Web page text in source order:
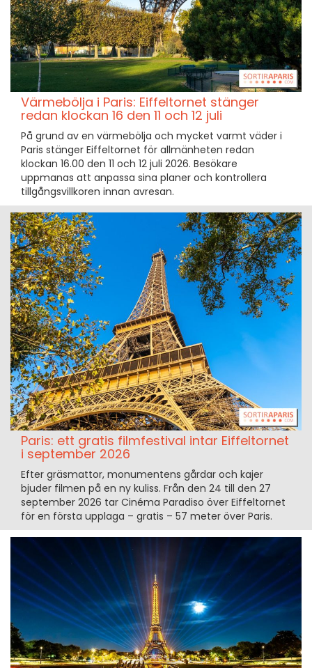
Värmebölja i Paris: Eiffeltornet stänger
redan klockan 16 den 11 och 12 juli
På grund av en värmebölja och mycket varmt väder i
Paris stänger Eiffeltornet för allmänheten redan
klockan 16.00 den 11 och 12 juli 2026. Besökare
uppmanas att anpassa sina planer och kontrollera
tillgångsvillkoren innan avresan.
Paris: ett gratis filmfestival intar Eiffeltornet
i september 2026
Efter gräsmattor, monumentens gårdar och kajer
bjuder filmen på en ny kuliss. Från den 24 till den 27
september 2026 tar Cinéma Paradiso över Eiffeltornet
för en första upplaga – gratis – 57 meter över Paris.